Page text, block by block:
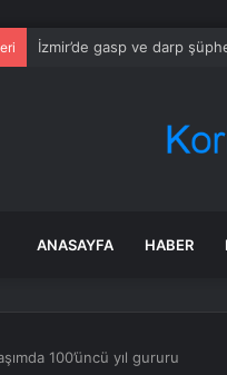
İzmir’de gasp ve darp
ANASAYFA HABER
100’üncü yıl gururu